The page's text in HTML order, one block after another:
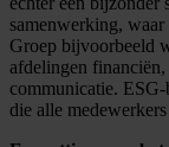
samenwerking,
Groep bijvoorbeeld
afdelingen financiën,
communicatie.
die alle